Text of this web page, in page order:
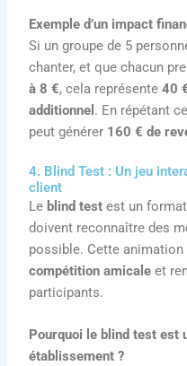
Exemple d’un impact
Si un groupe de 5
chanter, et que chacun
à 8 €, cela représente40
additionnel . En répétant
peut générer 160 € de
4. Blind Test : Un jeu
client
Le blind test est un
doivent reconnaître des
possible. Cette
compétition amicale et
participants.
Pourquoi le blind test est
établissement ?